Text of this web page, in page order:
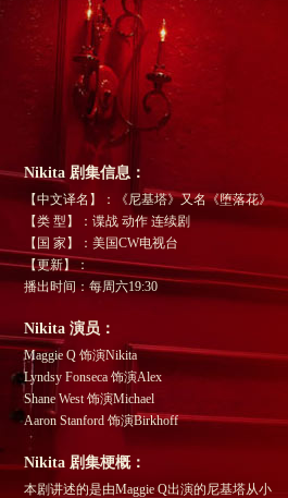
Nikita 剧集信息：
【中文译名】：《尼基塔》又名《堕落花》
【类 型】：谍战 动作 连续剧
【国 家】：美国CW电视台
【更新】：
播出时间：每周六19:30
Nikita 演员：
Maggie Q饰演Nikita
Lyndsy Fonseca饰演Alex
Shane West 饰演Michael
Aaron Stanford 饰演Birkhoff
Nikita 剧集梗概：
本剧讲述的是由Maggie Q出演的尼基塔从小